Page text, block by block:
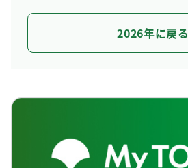
2026年に戻る